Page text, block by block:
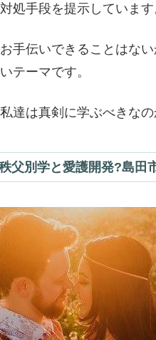
処手段を提示しています
手伝いできることはな
テーマです。
達は真剣に学ぶべきなの
父別学と愛護開発?島田